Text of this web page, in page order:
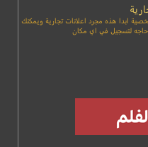
ابدا هذه مجرد اعلانات تجارية ويمكنك
حاجه لتسجيل في اي مكان